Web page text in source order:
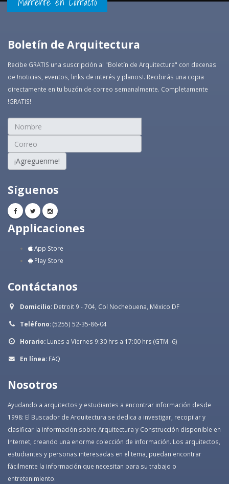
Boletín de Arquitectura
Recibe GRATIS una suscripción al "Boletín de Arquitectura" con decenas
de !noticias, eventos, links de interés y planos!. Recibirás una copia
directamente en tu buzón de correo semanalmente. Completamente
!GRATIS!
¡Agreguenme!
Síguenos
Applicaciones
App Store
Play Store
Contáctanos
Domicilio: Detroit 9 - 704, Col Nochebuena, México DF
Teléfono:(5255) 52-35-86-04
Horario: Lunes a Viernes 9:30 hrs a 17:00 hrs (GTM -6)
En línea: FAQ
Nosotros
Ayudando a arquitectos y estudiantes a encontrar información desde
1998: El Buscador de Arquitectura se dedica a investigar, recopilar y
clasificar la información sobre Arquitectura y Construcción disponible en
Internet, creando una enorme colección de información. Los arquitectos,
estudiantes y personas interesadas en el tema, puedan encontrar
fácilmente la información que necesitan para su trabajo o
entretenimiento.